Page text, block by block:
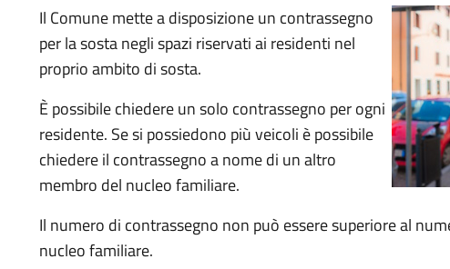
Il Comune mette a disposizione un contrassegno
per la sosta negli spazi riservati ai residenti nel
proprio ambito di sosta.
È possibile chiedere un solo contrassegno per ogni
residente. Se si possiedono più veicoli è possibile
chiedere il contrassegno a nome di un altro
membro del nucleo familiare.
Il numero di contrassegno non può essere superiore al
nucleo familiare.